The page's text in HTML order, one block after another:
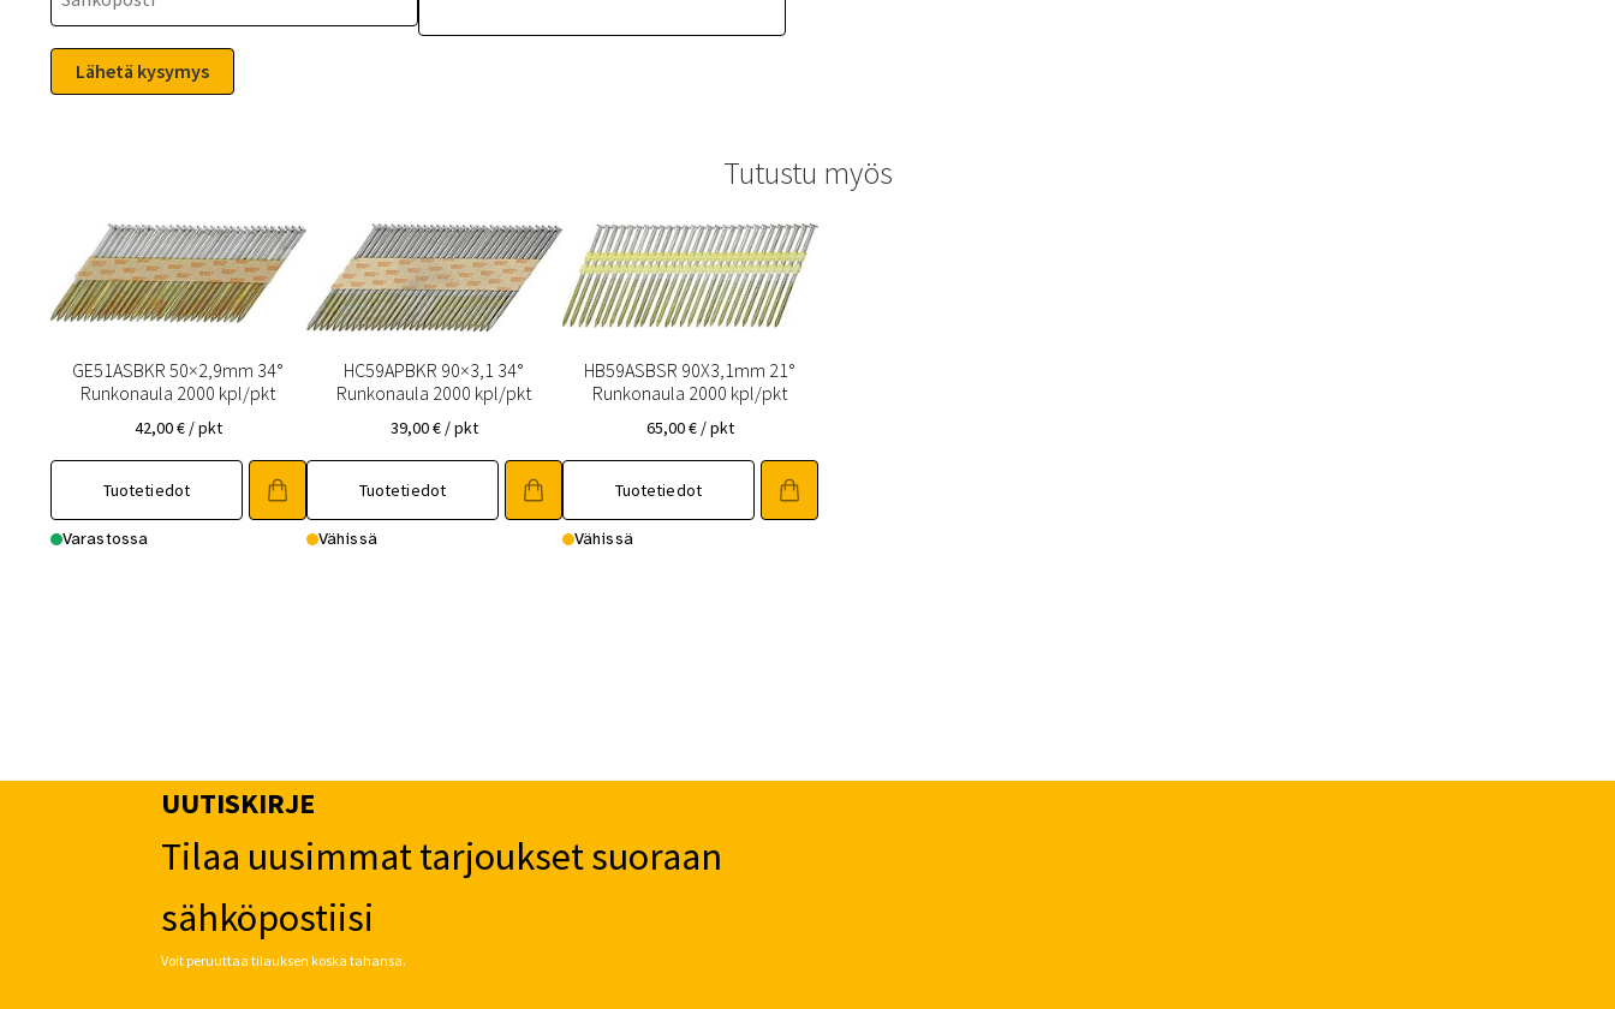
Tutustu myös
GE51ASBKR 50×2,9mm 34°
Runkonaula 2000 kpl/pkt
42,00€ / pkt
Tuotetiedot
Varastossa
HC59APBKR 90×3,1 34°
Runkonaula 2000 kpl/pkt
39,00€ / pkt
Tuotetiedot
Vähissä
HB59ASBSR 90X3,1mm 21°
Runkonaula 2000 kpl/pkt
65,00€ / pkt
Tuotetiedot
Vähissä
UUTISKIRJE
Tilaa uusimmat tarjoukset suoraan
sähköpostiisi
Voit peruuttaa tilauksen koska tahansa.